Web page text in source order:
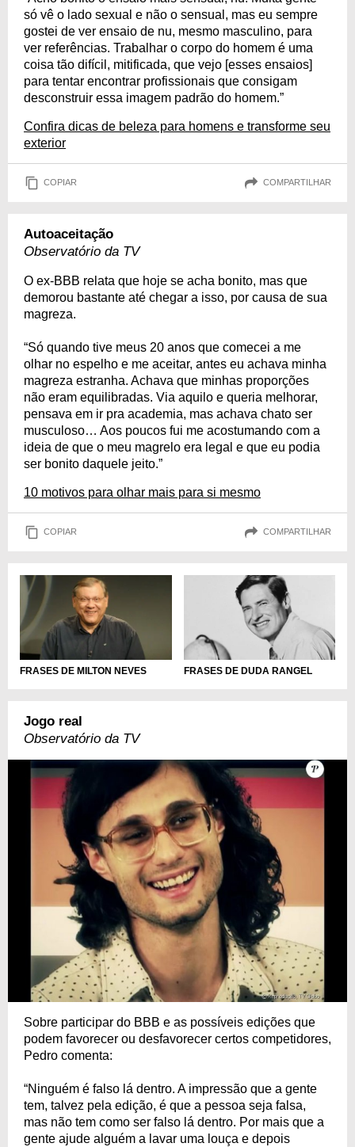
só vê o lado sexual e não o sensual, mas eu sempre
gostei de ver ensaio de nu, mesmo masculino, para
ver referências. Trabalhar o corpo do homem é uma
coisa tão difícil, mitificada, que vejo [esses ensaios]
para tentar encontrar profissionais que consigam
desconstruir essa imagem padrão do homem.”
Confira dicas de beleza para homens e transforme seu
exterior
COPIAR COMPARTILHAR
Autoaceitação
Observatório da TV
O ex-BBB relata que hoje se acha bonito, mas que
demorou bastante até chegar a isso, por causa de sua
magreza.
“Só quando tive meus 20 anos que comecei a me
olhar no espelho e me aceitar, antes eu achava minha
magreza estranha. Achava que minhas proporções
não eram equilibradas. Via aquilo e queria melhorar,
pensava em ir pra academia, mas achava chato ser
musculoso… Aos poucos fui me acostumando com a
ideia de que o meu magrelo era legal e que eu podia
ser bonito daquele jeito.”
10 motivos para olhar mais para si mesmo
COPIAR COMPARTILHAR
FRASES DE MILTON NEVES FRASES DE DUDA RANGEL
Jogo real
Observatório da TV
Sobre participar do BBB e as possíveis edições que
podem favorecer ou desfavorecer certos competidores,
Pedro comenta:
“Ninguém é falso lá dentro. A impressão que a gente
tem, talvez pela edição, é que a pessoa seja falsa,
mas não tem como ser falso lá dentro. Por mais que a
gente ajude alguém a lavar uma louça e depois